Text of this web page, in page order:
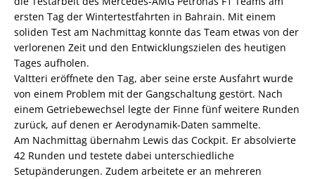
ersten Tag der Wintertestfahrten in Bahrain. Mit einem
soliden Test am Nachmittag konnte das Team etwas von der
verlorenen Zeit und den Entwicklungszielen des heutigen
Tages aufholen.
Valtteri eröffnete den Tag, aber seine erste Ausfahrt wurde
von einem Problem mit der Gangschaltung gestört. Nach
einem Getriebewechsel legte der Finne fünf weitere Runden
zurück, auf denen er Aerodynamik-Daten sammelte.
Am Nachmittag übernahm Lewis das Cockpit. Er absolvierte
42 Runden und testete dabei unterschiedliche
Setupänderungen. Zudem arbeitete er an mehreren